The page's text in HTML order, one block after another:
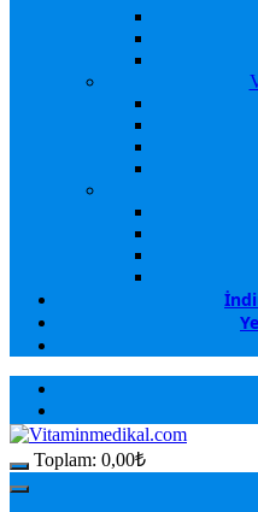
Toplam: 0,00₺